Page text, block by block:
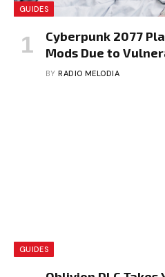
GUIDES
Cyberpunk 2077
Mods Due to
BY RADIO MELODIA
GUIDES